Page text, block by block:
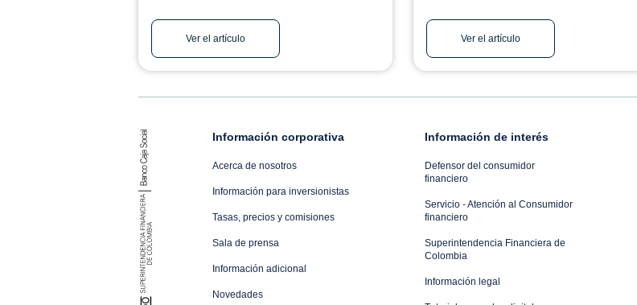
Ver el artículo Ver el artículo
Información corporativa
Acerca de nosotros
Información para inversionistas
Tasas, precios y comisiones
Sala de prensa
Información adicional
Novedades
Información de interés
Defensor del consumidor
financiero
Servicio - Atención al Consumidor
financiero
Superintendencia Financiera de
Colombia
Información legal